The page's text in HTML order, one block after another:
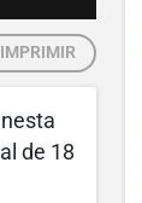
IMPRIMIR
de 18